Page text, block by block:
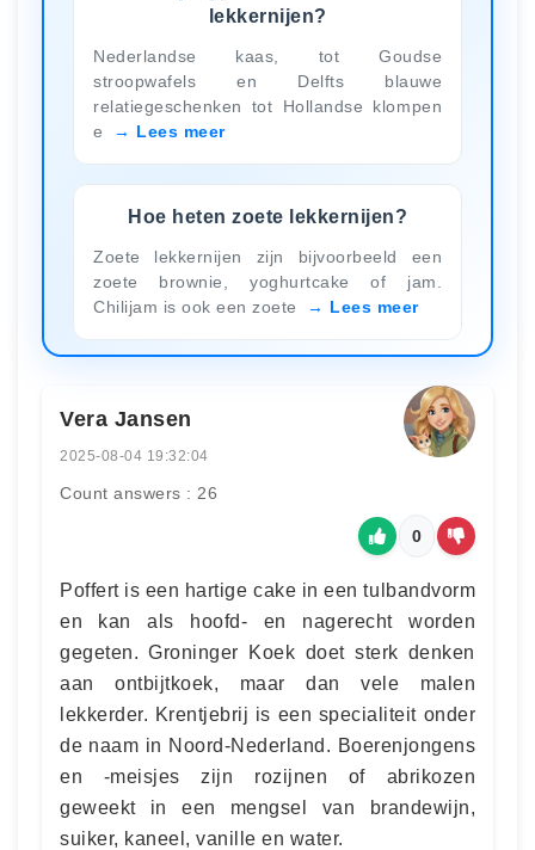
lekkernijen?
Nederlandse kaas, tot Goudse
stroopwafels en Delfts blauwe
relatiegeschenken tot Hollandse klompen
e
Lees meer
Hoe heten zoete lekkernijen?
Zoete lekkernijen zijn bijvoorbeeld een
zoete brownie, yoghurtcake of jam.
Chilijam is ook een zoete
Lees meer
Vera Jansen
2025-08-04 19:32:04
Count answers : 26
0
Poffert is een hartige cake in een tulbandvorm
en kan als hoofd- en nagerecht worden
gegeten. Groninger Koek doet sterk denken
aan ontbijtkoek, maar dan vele malen
lekkerder. Krentjebrij is een specialiteit onder
de naam in Noord-Nederland. Boerenjongens
en -meisjes zijn rozijnen of abrikozen
geweekt in een mengsel van brandewijn,
suiker, kaneel, vanille en water.